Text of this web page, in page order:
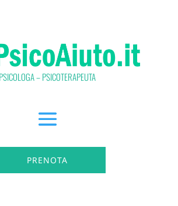
PSICOLOGA – PSICOTERAPEUTA
PRENOTA